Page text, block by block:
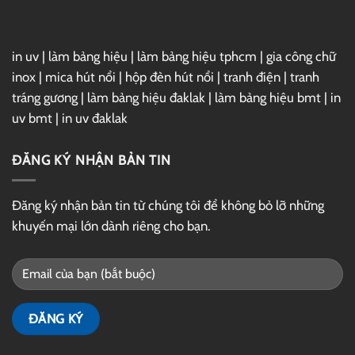
in uv | làm bảng hiệu | làm bảng hiệu tphcm | gia công chữ
inox | mica hút nổi | hộp đèn hút nổi | tranh điện | tranh
tráng gương | làm bảng hiệu đaklak | làm bảng hiệu bmt | in
uv bmt | in uv đaklak
ĐĂNG KÝ NHẬN BẢN TIN
Đăng ký nhận bản tin từ chúng tôi để không bỏ lỡ những
khuyến mại lớn dành riêng cho bạn.